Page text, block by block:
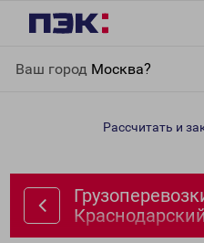
Ваш город Москва?
Краснодарский край
Рассчитать и